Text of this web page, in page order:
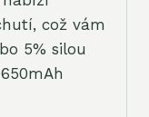
což vám
5% silou